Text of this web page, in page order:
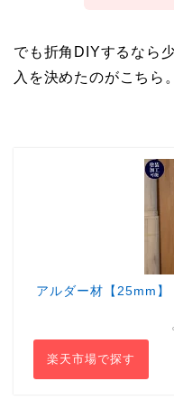
でも折角DIYするなら
入を決めたのがこちら。
アルダー材【25mm
楽天市場で探す